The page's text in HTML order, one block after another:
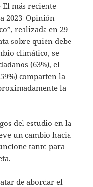
El más reciente
2023: Opinión
realizada en 29
sobre quién debe
climático, se
(63%), el
comparten la
la
del estudio en la
un cambio hacia
tanto para
de abordar el